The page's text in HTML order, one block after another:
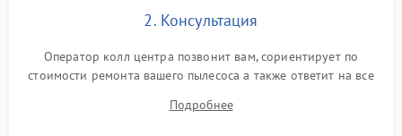
2. Консультация
Оператор колл центра позвонит вам, сориентирует по
стоимости ремонта вашего пылесоса а также ответит на все
Подробнее